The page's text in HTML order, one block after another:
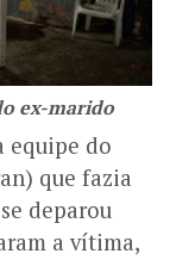
ex-marido
equipe do
que fazia
deparou
a vítima,